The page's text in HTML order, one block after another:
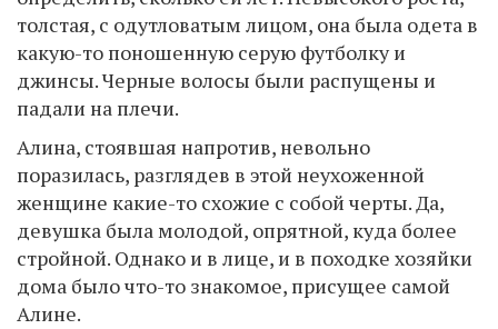
толстая, с одутловатым лицом, она была одета в
какую-то поношенную серую футболку и
джинсы. Черные волосы были распущены и
падали на плечи.
Алина, стоявшая напротив, невольно
поразилась, разглядев в этой неухоженной
женщине какие-то схожие с собой черты. Да,
девушка была молодой, опрятной, куда более
стройной. Однако и в лице, и в походке хозяйки
дома было что-то знакомое, присущее самой
Алине.